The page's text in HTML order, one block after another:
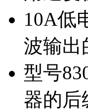
10A低
波输出
型号
器的后